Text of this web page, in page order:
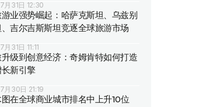
月31日 12:30
业强势崛起：哈萨克斯坦、乌兹别
吉尔吉斯斯坦竞逐全球旅游市场
31日 11:11
级到创意经济：奇姆肯特如何打造
新引擎
月30日 21:19
在全球商业城市排名中上升10位